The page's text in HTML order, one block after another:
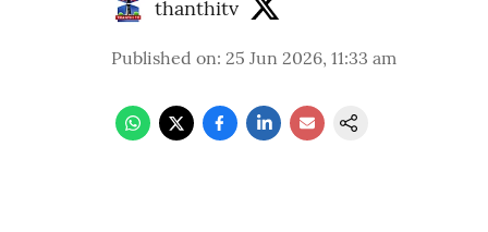
thanthitv
Published on: 25 Jun 2026, 11:33 am